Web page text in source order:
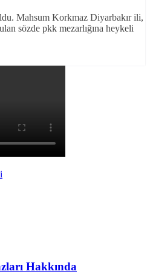
Mahsum Korkmaz Diyarbakır ili,
sözde pkk mezarlığına heykeli
Hakkında